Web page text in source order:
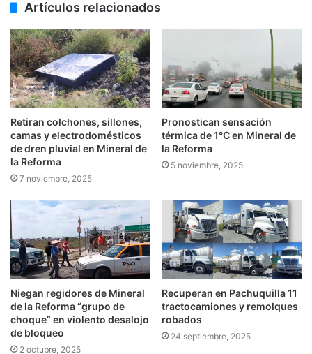
Artículos relacionados
Retiran colchones, sillones,
camas y electrodomésticos
de dren pluvial en Mineral de
la Reforma
7 noviembre, 2025
Pronostican sensación
térmica de 1°C en Mineral de
la Reforma
5 noviembre, 2025
Niegan regidores de Mineral
de la Reforma “grupo de
choque” en violento desalojo
de bloqueo
2 octubre, 2025
Recuperan en Pachuquilla 11
tractocamiones y remolques
robados
24 septiembre, 2025